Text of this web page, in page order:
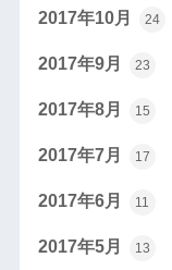
2017年10月 24
2017年9月 23
2017年8月 15
2017年7月 17
2017年6月 11
2017年5月 13